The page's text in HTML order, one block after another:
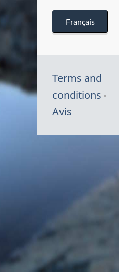
Français
Terms and
conditions
Avis